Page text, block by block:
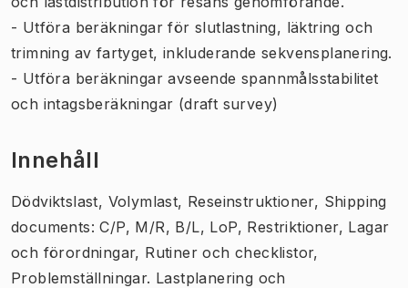
- Utföra beräkningar för slutlastning, läktring och
trimning av fartyget, inkluderande sekvensplanering.
- Utföra beräkningar avseende spannmålsstabilitet
och intagsberäkningar (draft survey)
Innehåll
Dödviktslast, Volymlast, Reseinstruktioner, Shipping
documents: C/P, M/R, B/L, LoP, Restriktioner, Lagar
och förordningar, Rutiner och checklistor,
Problemställningar. Lastplanering och